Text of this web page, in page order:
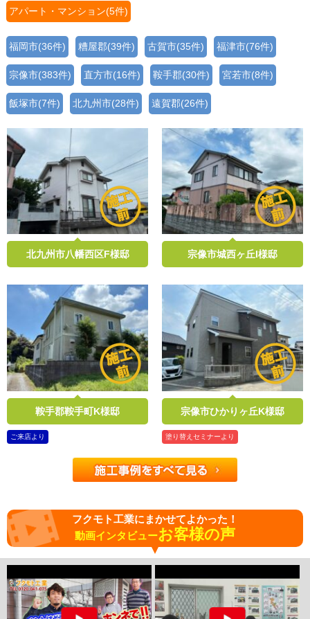
アパート・マンション(5件)
福岡市(36件) 糟屋郡(39件) 古賀市(35件) 福津市(76件)
宗像市(383件) 直方市(16件) 鞍手郡(30件) 宮若市(8件)
飯塚市(7件) 北九州市(28件) 遠賀郡(26件)
北九州市八幡西区F様邸 宗像市城西ヶ丘I様邸
鞍手郡鞍手町K様邸
ご来店より
宗像市ひかりヶ丘K様邸
塗り替えセミナーより
フクモト工業にまかせてよかった！
動画インタビューお客様の声